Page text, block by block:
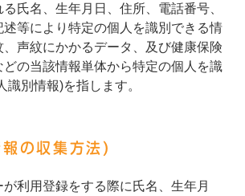
氏名、生年月日、住所、電話番号、
等により特定の個人を識別できる情
声紋にかかるデータ、及び健康保険
の当該情報単体から特定の個人を識
識別情報)を指します。
の収集方法)
利用登録をする際に氏名、生年月